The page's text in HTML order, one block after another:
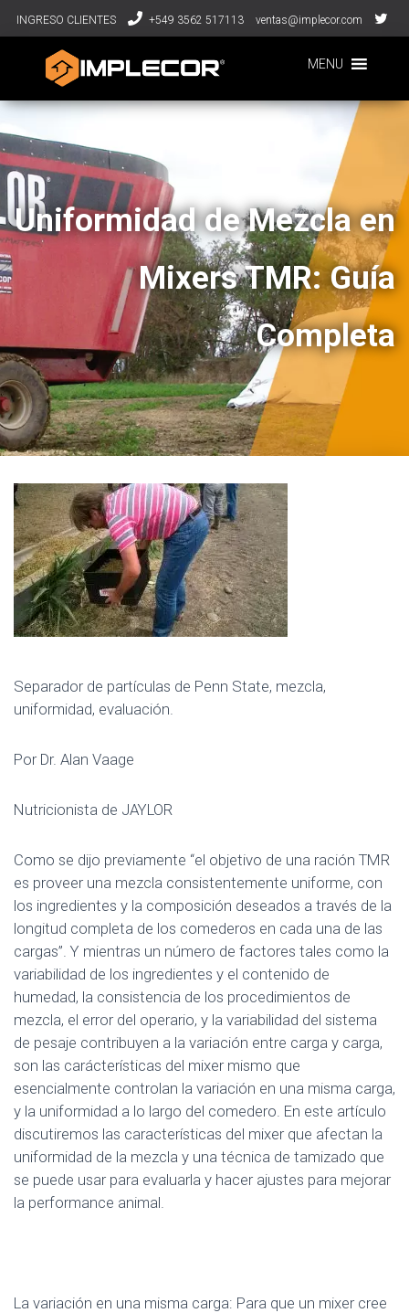
INGRESO CLIENTES +549 3562 517113 ventas@implecor.com
MENU
Uniformidad de Mezcla en
Mixers TMR: Guía
Completa
Separador de partículas de Penn State, mezcla,
uniformidad, evaluación.
Por Dr. Alan Vaage
Nutricionista de JAYLOR
Como se dijo previamente “el objetivo de una ración TMR
es proveer una mezcla consistentemente uniforme, con
los ingredientes y la composición deseados a través de la
longitud completa de los comederos en cada una de las
cargas”. Y mientras un número de factores tales como la
variabilidad de los ingredientes y el contenido de
humedad, la consistencia de los procedimientos de
mezcla, el error del operario, y la variabilidad del sistema
de pesaje contribuyen a la variación entre carga y carga,
son las carácterísticas del mixer mismo que
esencialmente controlan la variación en una misma carga,
y la uniformidad a lo largo del comedero. En este artículo
discutiremos las características del mixer que afectan la
uniformidad de la mezcla y una técnica de tamizado que
se puede usar para evaluarla y hacer ajustes para mejorar
la performance animal.
La variación en una misma carga: Para que un mixer cree